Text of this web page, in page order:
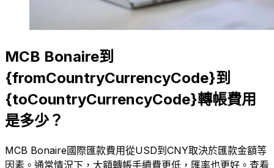
MCB Bonaire到
{fromCountryCurrencyCode}到
{toCountryCurrencyCode}轉帳費用
是多少？
MCB Bonaire國際匯款費用從USD到CNY取決於匯款金額等
因素。通常情況下，大額轉帳手續費更低，匯率也更好。查看